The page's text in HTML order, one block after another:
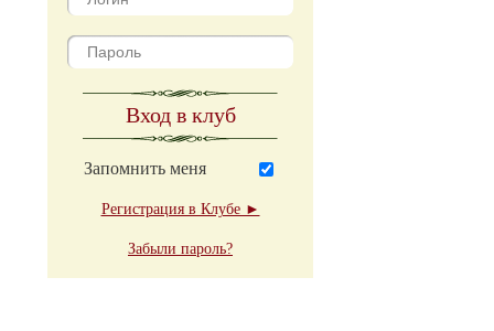
Вход в клуб
Запомнить меня
Регистрация в Клубе ►
Забыли пароль?